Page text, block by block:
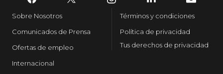
Sobre Nosotros
Comunicados de Prensa
Ofertas de empleo
Internacional
Términos y condiciones
Política de privacidad
Tus derechos de privacidad